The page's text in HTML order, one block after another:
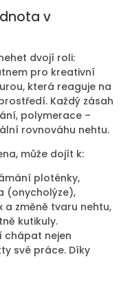
v
dvojí roli:
pro kreativní
která reaguje na
Každý zásah
polymerace –
rovnováhu nehtu.
může dojít k:
ploténky,
(onycholýze),
změně tvaru nehtu,
kutikuly.
chápat nejen
své práce. Díky